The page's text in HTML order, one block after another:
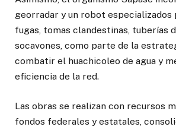
georradar y un robot
fugas, tomas clandestinas, tuberías
socavones, como parte de la
combatir el huachicoleo de agua y
eficiencia de la red.
Las obras se realizan con recursos
fondos federales y estatales,